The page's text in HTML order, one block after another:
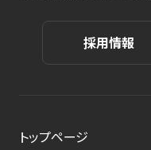
採用情報
トップページ